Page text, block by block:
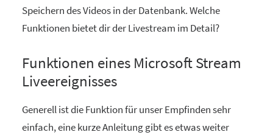
Speichern des Videos in der Datenbank. Welche
Funktionen bietet dir der Livestream im Detail?
Funktionen eines Microsoft Stream
Liveereignisses
Generell ist die Funktion für unser Empfinden sehr
einfach, eine kurze Anleitung gibt es etwas weiter